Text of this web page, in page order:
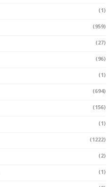
(1)
(959)
(27)
(96)
(1)
(694)
(156)
(1)
(1222)
(2)
(1)